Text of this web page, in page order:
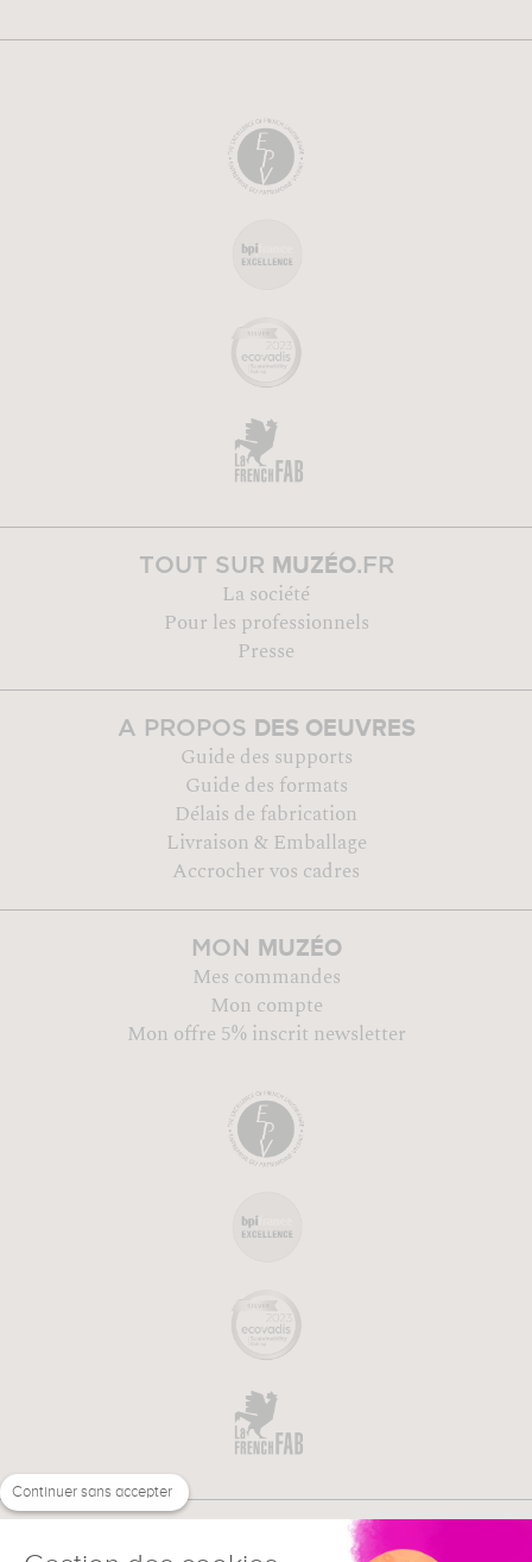
TOUT SUR MUZÉO.FR
La société
Pour les professionnels
Presse
A PROPOS DES OEUVRES
Guide des supports
Guide des formats
Délais de fabrication
Livraison & Emballage
Accrocher vos cadres
MON MUZÉO
Mes commandes
Mon compte
Mon offre 5% inscrit newsletter
Continuer sans accepter